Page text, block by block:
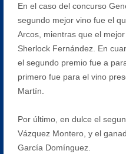
En el caso del concurso
segundo mejor vino fue el
Arcos, mientras que el
Sherlock Fernández. En
el segundo premio fue a
primero fue para el vino
Martín.
Por último, en dulce el
Vázquez Montero, y el
García Domínguez.